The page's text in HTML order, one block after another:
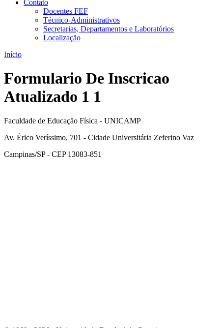
Contato
Docentes FEF
Técnico-Administrativos
Secretarias, Departamentos e Laboratórios
Localização
Início
Formulario De Inscricao
Atualizado 1 1
Faculdade de Educação Física - UNICAMP
Av. Érico Veríssimo, 701 - Cidade Universitária Zeferino Vaz
Campinas/SP - CEP 13083-851